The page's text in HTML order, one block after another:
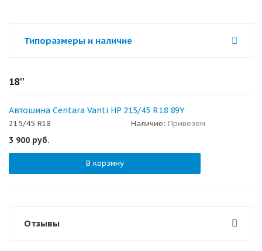
Типоразмеры и наличие
18''
Автошина Centara Vanti HP 215/45 R18 89Y
215/45 R18 Наличие: Привезем
3 900 руб.
В корзину
Отзывы